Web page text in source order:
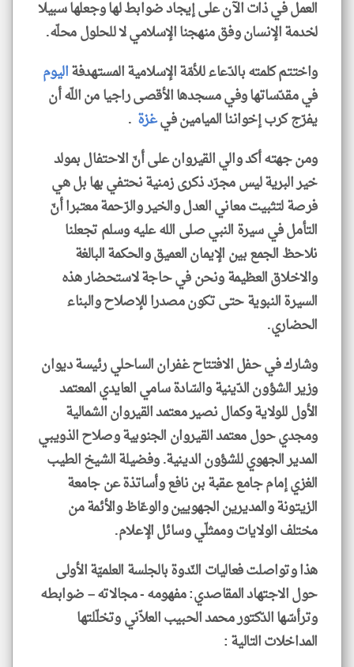
العمل في ذات الآن على إيجاد ضوابط لها وجعلها سبيلا
لخدمة الإنسان وفق منهجنا الإسلامي لا للحلول محلّه.
واختتم كلمته بالدّعاء للأمّة الإسلامية المستهدفةاليوم
في مقدّساتها وفي مسجدها الأقصى راجيا من اللّه أن
يفرّج كرب إخواننا الميامين فيغزة .
ومن جهته أكد والي القيروان على أنّ الاحتفال بمولد
خير البرية ليس مجرّد ذكرى زمنية نحتفي بها بل هي
فرصة لتثبيت معاني العدل والخير والرّحمة معتبرا أنّ
التأمل في سيرة النبي صلى الله عليه وسلم تجعلنا
نلاحظ الجمع بين الإيمان العميق والحكمة البالغة
والاخلاق العظيمة ونحن في حاجة لاستحضار هذه
السيرة النبوية حتى تكون مصدرا للإصلاح والبناء
الحضاري.
وشارك في حفل الافتتاح غفران الساحلي رئيسة ديوان
وزير الشؤون الدّينية والسّادة سامي العايدي المعتمد
الأول للولاية وكمال نصير معتمد القيروان الشمالية
ومجدي حول معتمد القيروان الجنوبية وصلاح الذويبي
المدير الجهوي للشؤون الدينية. وفضيلة الشيخ الطيب
الغزي إمام جامع عقبة بن نافع وأساتذة عن جامعة
الزيتونة والمديرين الجهويين والوعّاظ والأئمة من
مختلف الولايات وممثلّي وسائل الإعلام.
هذا وتواصلت فعاليات النّدوة بالجلسة العلميّة الأولى
حول الاجتهاد المقاصدي: مفهومه - مجالاته – ضوابطه
وترأسّها الدّكتور محمد الحبيب العلاّني وتخلّلتها
المداخلات التالية :